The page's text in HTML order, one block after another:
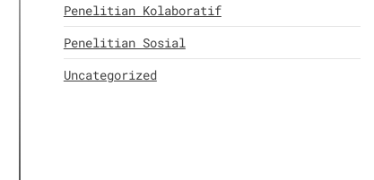
Penelitian Kolaboratif
Penelitian Sosial
Uncategorized